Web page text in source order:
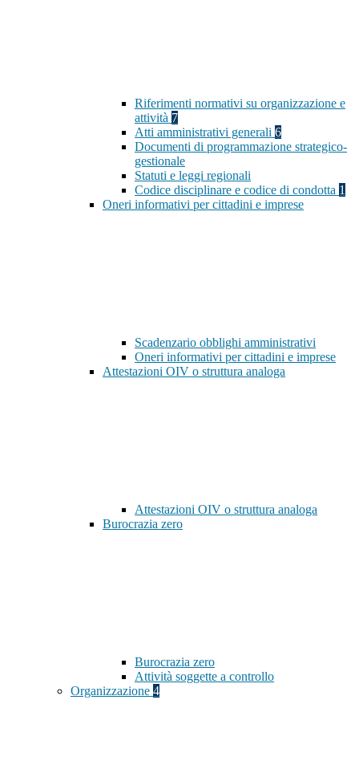
Riferimenti normativi su organizzazione e
attività 7
Atti amministrativi generali 6
Documenti di programmazione strategico-
gestionale
Statuti e leggi regionali
Codice disciplinare e codice di condotta 1
Oneri informativi per cittadini e imprese
Scadenzario obblighi amministrativi
Oneri informativi per cittadini e imprese
Attestazioni OIV o struttura analoga
Attestazioni OIV o struttura analoga
Burocrazia zero
Burocrazia zero
Attività soggette a controllo
Organizzazione 4